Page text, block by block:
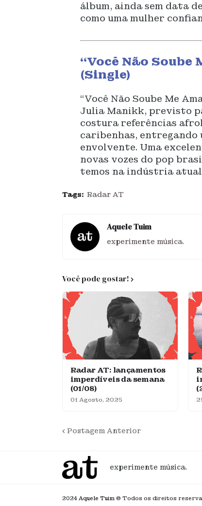
álbum, ainda sem data
como uma mulher
“Você Não
(Single)
“Você Não Soube Me
Julia Manikk, previsto
costura referências
caribenhas, entregando
envolvente. Uma
novas vozes do pop
temos na indústria
Tags: Radar AT
Aquele Tuim
experimente música.
Você pode gostar!
Radar AT: lançamentos
imperdíveis da semana
(01/08)
01 Agosto, 2025
Postagem Anterior
experimente música.
2024 Aquele Tuim© Todos os direitos